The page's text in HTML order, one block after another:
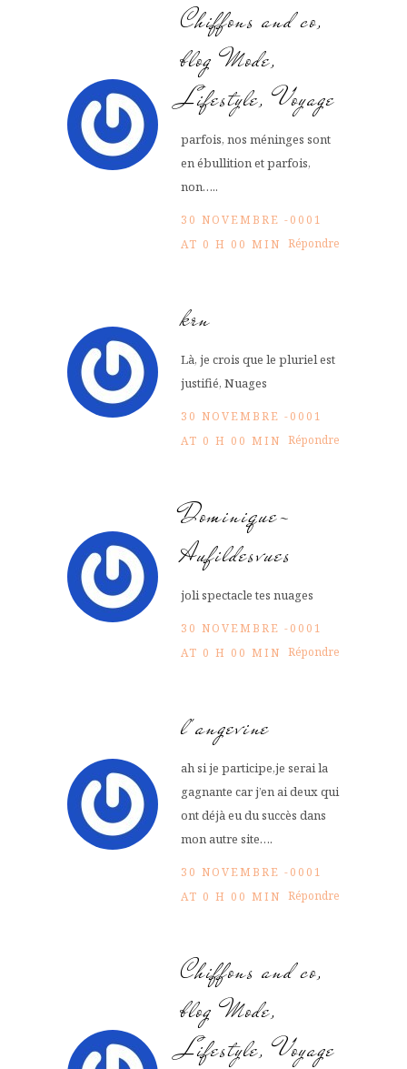
Chiffons and co,
blog Mode,
Lifestyle, Voyage
parfois, nos méninges sont
en ébullition et parfois,
non…..
30 NOVEMBRE -0001
AT 0 H 00 MIN Répondre
krn
Là, je crois que le pluriel est
justifié, Nuages
30 NOVEMBRE -0001
AT 0 H 00 MIN Répondre
Dominique-
Aufildesvues
joli spectacle tes nuages
30 NOVEMBRE -0001
AT 0 H 00 MIN Répondre
l'angevine
ah si je participe,je serai la
gagnante car j’en ai deux qui
ont déjà eu du succès dans
mon autre site….
30 NOVEMBRE -0001
AT 0 H 00 MIN Répondre
Chiffons and co,
blog Mode,
Lifestyle, Voyage